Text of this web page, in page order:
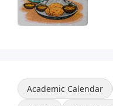
Academic Calendar